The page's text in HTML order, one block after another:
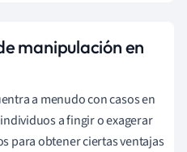
manipulación en
a menudo con casos en
a fingir o exagerar
para obtener ciertas ventajas